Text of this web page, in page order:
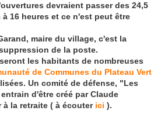
devraient passer des 24,5
16 heures et ce n'est peut être
maire du village, c'est la
de la poste.
les habitants de nombreuses
de Communes du Plateau Vert
Un comité de défense, "Les
d'être créé par Claude
la retraite ( à écouter ici ).